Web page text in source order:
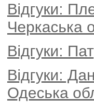
Відгуки:
Черкаська
Відгуки:
Відгуки:
Одеська